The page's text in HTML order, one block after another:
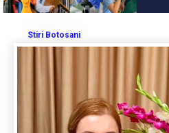
Stiri Botosani